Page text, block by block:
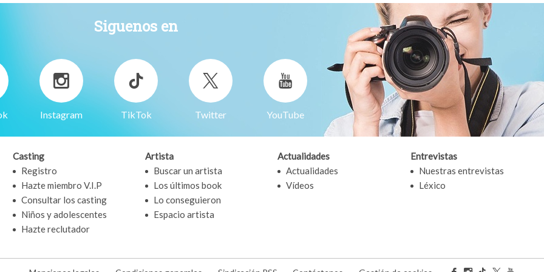
Siguenos en
Instagram TikTok Twitter YouTube
Casting
Registro
Hazte miembro V.I.P
Consultar los casting
Niños y adolescentes
Hazte reclutador
Artista
Buscar un artista
Los últimos book
Lo conseguieron
Espacio artista
Actualidades
Actualidades
Vídeos
Entrevistas
Nuestras entrevistas
Léxico